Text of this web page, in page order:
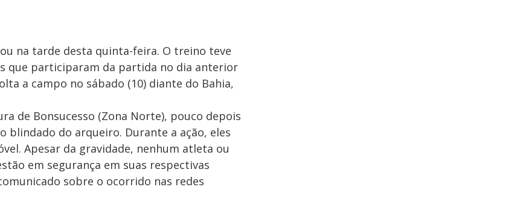
na tarde desta quinta-feira. O treino teve
que participaram da partida no dia anterior
a campo no sábado (10) diante do Bahia,
de Bonsucesso (Zona Norte), pouco depois
blindado do arqueiro. Durante a ação, eles
Apesar da gravidade, nenhum atleta ou
em segurança em suas respectivas
sobre o ocorrido nas redes